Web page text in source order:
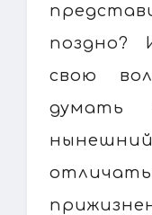
поздно?
свою